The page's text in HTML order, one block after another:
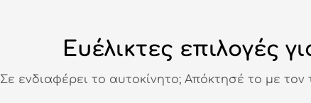
Ευέλικτες επιλογές
Σε ενδιαφέρει το αυτοκίνητο; Απόκτησέ το με